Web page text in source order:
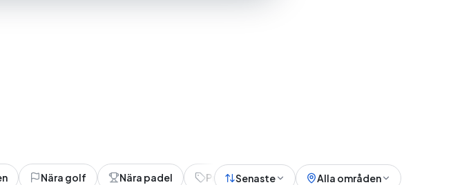
Nära golf Nära padel PrisvärtSenaste Alla områden